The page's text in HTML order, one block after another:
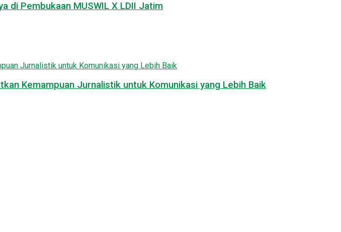
di Pembukaan MUSWIL X LDII Jatim
Kemampuan Jurnalistik untuk Komunikasi yang Lebih Baik